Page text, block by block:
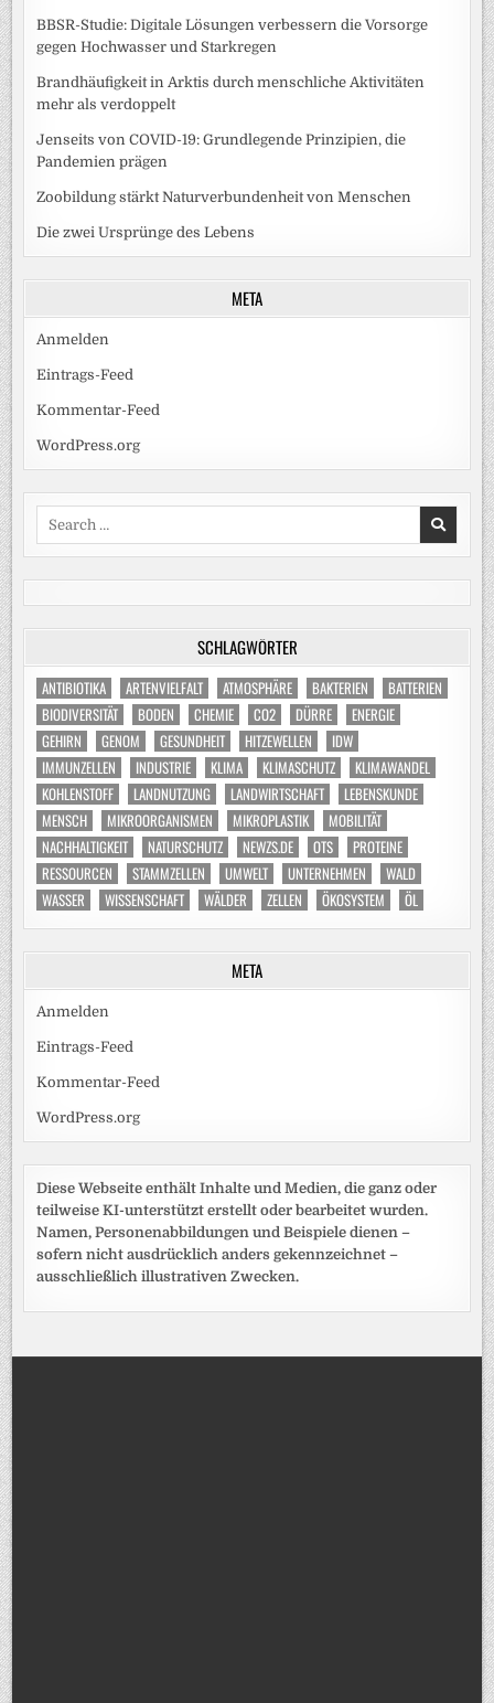
BBSR-Studie: Digitale Lösungen verbessern die Vorsorge
gegen Hochwasser und Starkregen
Brandhäufigkeit in Arktis durch menschliche Aktivitäten
mehr als verdoppelt
Jenseits von COVID-19: Grundlegende Prinzipien, die
Pandemien prägen
Zoobildung stärkt Naturverbundenheit von Menschen
Die zwei Ursprünge des Lebens
META
Anmelden
Eintrags-Feed
Kommentar-Feed
WordPress.org
Search
SCHLAGWÖRTER
ANTIBIOTIKA ARTENVIELFALT ATMOSPHÄRE BAKTERIEN
BATTERIEN
BIODIVERSITÄT
BODEN CHEMIE CO2 DÜRRE
ENERGIE
GEHIRN
GENOM GESUNDHEIT HITZEWELLEN
IDW
IMMUNZELLEN
INDUSTRIE KLIMA KLIMASCHUTZ
KLIMAWANDEL
KOHLENSTOFF
LANDNUTZUNG LANDWIRTSCHAFT
LEBENSKUNDE
MENSCH
MIKROORGANISMEN MIKROPLASTIK
MOBILITÄT
NACHHALTIGKEIT
NATURSCHUTZ NEWZS.DE OTS
PROTEINE
RESSOURCEN
STAMMZELLEN UMWELT UNTERNEHMEN
WALD
WASSER
WISSENSCHAFT WÄLDER ZELLEN ÖKOSYSTEM ÖL
META
Anmelden
Eintrags-Feed
Kommentar-Feed
WordPress.org
Diese Webseite enthält Inhalte und Medien, die ganz oder
teilweise KI-unterstützt erstellt oder bearbeitet wurden.
Namen, Personenabbildungen und Beispiele dienen –
sofern nicht ausdrücklich anders gekennzeichnet –
ausschließlich illustrativen Zwecken.